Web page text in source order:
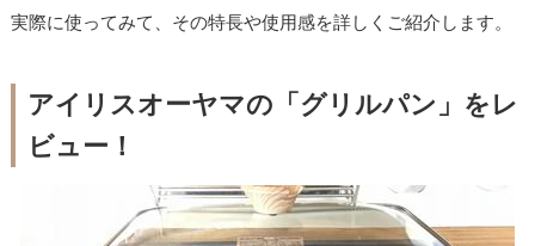
実際に使ってみて、その特長や使用感を詳しくご紹介します。
アイリスオーヤマの「グリルパン」をレ
ビュー！